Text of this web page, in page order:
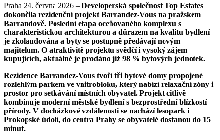
Praha 24. června 2026 – Developerská společnost Top Estates
dokončila rezidenční projekt Barrandez-Vous na pražském
Barrandově. Poslední etapa oceňovaného komplexu s
charakteristickou architekturou a důrazem na kvalitu bydlení
je zkolaudována a byty se postupně předávají novým
majitelům. O atraktivitě projektu svědčí i vysoký zájem
kupujících, aktuálně je prodáno již 98 % bytových jednotek.
Rezidence Barrandez-Vous tvoří tři bytové domy propojené
rozlehlým parkem ve vnitrobloku, který nabízí relaxační zóny i
prostor pro setkávání místních obyvatel. Projekt citlivě
kombinuje moderní městské bydlení s bezprostřední blízkostí
přírody. V docházkové vzdálenosti se nachází lesopark i
Prokopské údolí, do centra Prahy se obyvatelé dostanou do 15
minut.